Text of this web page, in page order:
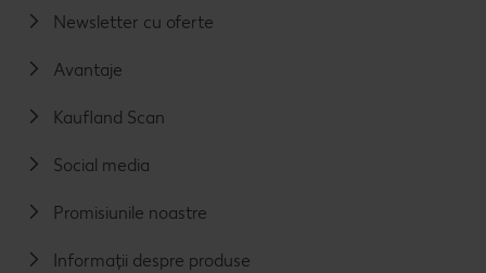
Newsletter cu oferte
Avantaje
Kaufland Scan
Social media
Promisiunile noastre
Informații despre produse